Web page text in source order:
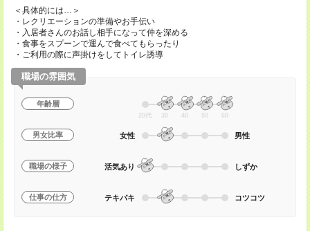
＜具体的には…＞
・レクリエーションの準備やお手伝い
・入居者さんのお話し相手になって仲を深める
・食事をスプーンで運んで食べてもらったり
・ご利用の際に声掛けをしてトイレ誘導
職場の雰囲気
年齢層
20代 30 40 50 60
男女比率 女性 男性
職場の様子 活気あり しずか
仕事の仕方 テキパキ コツコツ